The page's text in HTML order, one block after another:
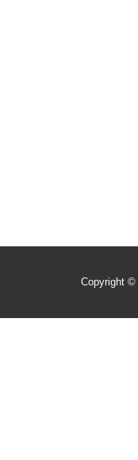
Copyright ©